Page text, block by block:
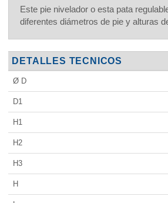
Este pie nivelador o esta pata
diferentes diámetros de pie y alturas
DETALLES TECNICOS
Ø D
D1
H1
H2
H3
H